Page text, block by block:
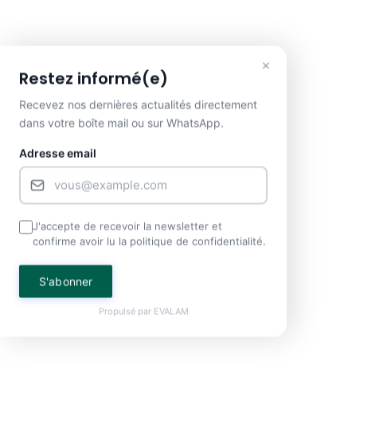
×
Restez informé(e)
Recevez nos dernières actualités directement
dans votre boîte mail ou sur WhatsApp.
Adresse email
J'accepte de recevoir la newsletter et
confirme avoir lu la politique de confidentialité.
S'abonner
Propulsé par EVALAM